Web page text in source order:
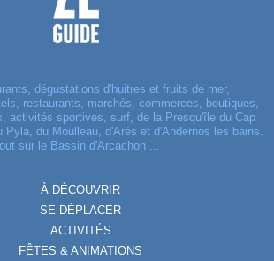
dégustations d'huitres et fruits de mer,
restaurants, marchés, commerces, boutiques,
activités sportives, surf, de la Presqu'île du Cap
Pyla, du Moulleau, d'Arès et d'Andernos les bains.
sur le Bassin d'Arcachon ...
À DÉCOUVRIR
SE DÉPLACER
ACTIVITÉS
FÊTES & ANIMATIONS